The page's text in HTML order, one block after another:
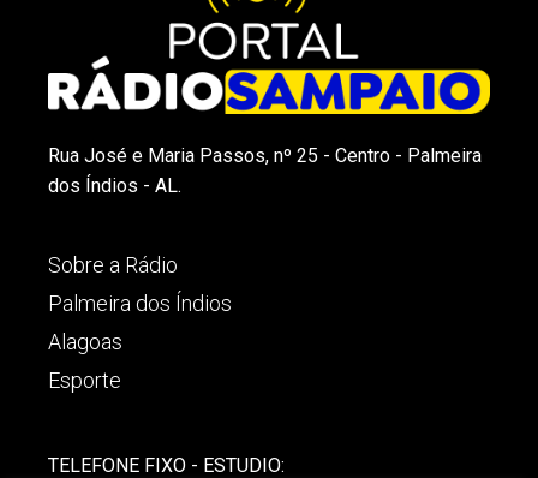
Rua José e Maria Passos, nº 25 - Centro - Palmeira
dos Índios - AL.
Sobre a Rádio
Palmeira dos Índios
Alagoas
Esporte
TELEFONE FIXO - ESTUDIO: